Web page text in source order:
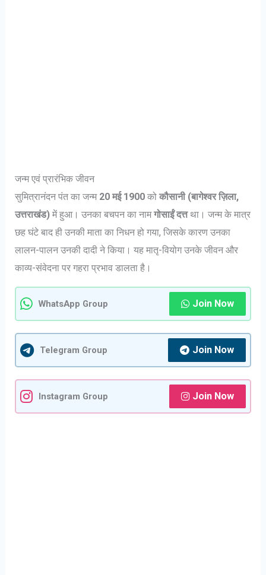
जन्म एवं प्रारंभिक जीवन
सुमित्रानंदन पंत का जन्म 20 मई 1900 कोकौसानी (बागेश्वर ज़िला,
उत्तराखंड) में हुआ। उनका बचपन का नामगोसाईं दत्तथा। जन्म के मात्र
छह घंटे बाद ही उनकी माता का निधन हो गया, जिसके कारण उनका
लालन-पालन उनकी दादी ने किया। यह मातृ-वियोग उनके जीवन और
काव्य-संवेदना पर गहरा प्रभाव डालता है।
WhatsApp Group Join Now
Telegram Group Join Now
Instagram Group Join Now